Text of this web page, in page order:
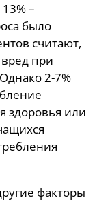
–
было
считают,
при
2-7%
здоровья или
факторы